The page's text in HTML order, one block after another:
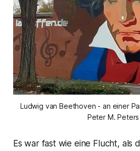
Ludwig van Beethoven - an einer
Peter M. Peters
Es war fast wie eine Flucht, als